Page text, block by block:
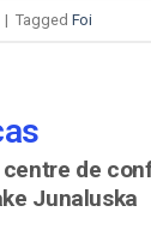
| Tagged Foi
centre de
Junaluska